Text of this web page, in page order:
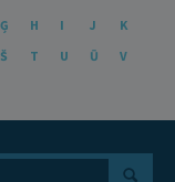
Ģ H I J
K
Š T U Ū
V